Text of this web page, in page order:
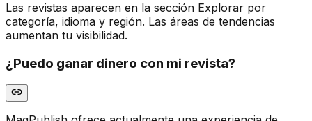
Las revistas aparecen en la sección Explorar por
categoría, idioma y región. Las áreas de tendencias
aumentan tu visibilidad.
¿Puedo ganar dinero con mi revista?